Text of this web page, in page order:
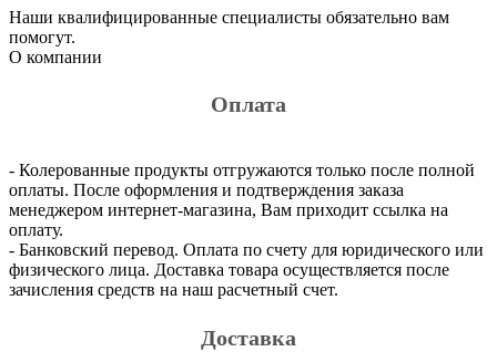
Наши квалифицированные специалисты обязательно вам
помогут.
О компании
Оплата
- Колерованные продукты отгружаются только после полной
оплаты. После оформления и подтверждения заказа
менеджером интернет-магазина, Вам приходит ссылка на
оплату.
- Банковский перевод. Оплата по счету для юридического или
физического лица. Доставка товара осуществляется после
зачисления средств на наш расчетный счет.
Доставка